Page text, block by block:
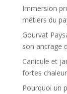
Immersion
métiers du
Gourvat
son ancrage
Canicule et
fortes
Pourquoi un